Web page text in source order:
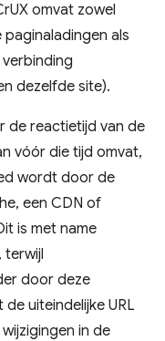
omvat zowel
als
dezelfde site).
de reactietijd van de
vóór die tijd omvat,
wordt door de
een CDN of
is met name
terwijl
door deze
uiteindelijke URL
in de